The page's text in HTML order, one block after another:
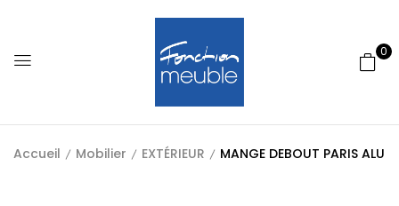
0
Accueil Mobilier EXTÉRIEUR MANGE DEBOUT PARIS ALU